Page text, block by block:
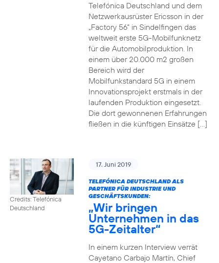
Telefónica Deutschland und dem
Netzwerkausrüster Ericsson in der
„Factory 56“ in Sindelfingen das
weltweit erste 5G-Mobilfunknetz
für die Automobilproduktion. In
einem über 20.000 m2 großen
Bereich wird der
Mobilfunkstandard 5G in einem
Innovationsprojekt erstmals in der
laufenden Produktion eingesetzt.
Die dort gewonnenen Erfahrungen
fließen in die künftigen Einsätze […]
Credits: Telefónica
Deutschland
17. Juni 2019
TELEFÓNICA DEUTSCHLAND ALS
PARTNER FÜR INDUSTRIE UND
GESCHÄFTSKUNDEN:
„Wir bringen
Unternehmen in das
5G-Zeitalter“
In einem kurzen Interview verrät
Cayetano Carbajo Martín, Chief